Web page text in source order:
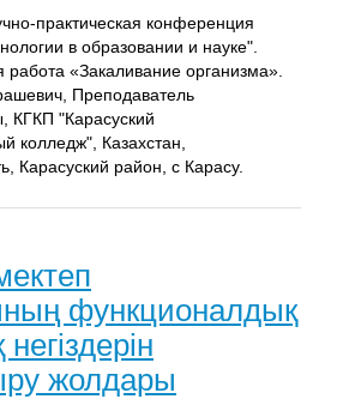
практическая конференция
в образовании и науке".
работа «Закаливание организма».
Преподаватель
КГКП "Карасуский
колледж", Казахстан,
Карасуский район, с Карасу.
функционалдық
жолдары